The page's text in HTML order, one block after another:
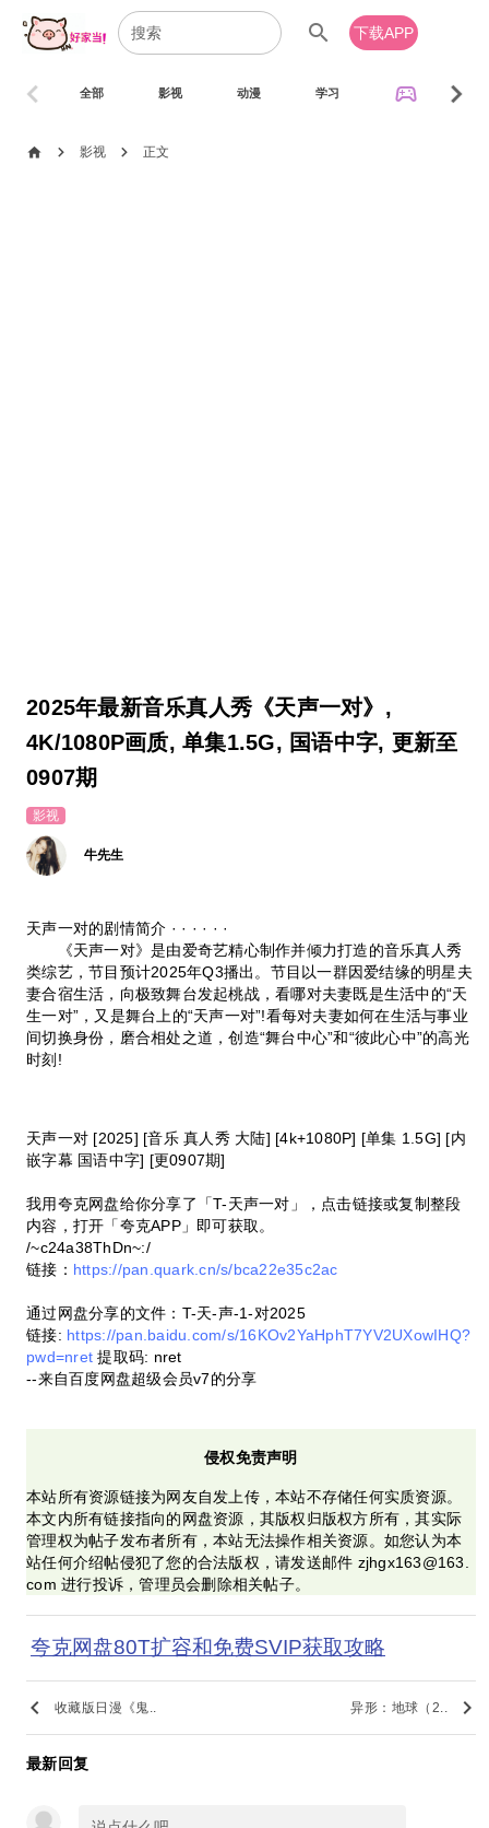
search 下载APP
全部 影视 动漫 学习 sports_esports
chevron_left chevron_right
home chevron_right 影视 chevron_right 正文
2025年最新音乐真人秀《天声一对》,
4K/1080P画质, 单集1.5G, 国语中字, 更新至
0907期
影视
牛先生
天声一对的剧情简介 · · · · · ·
《天声一对》是由爱奇艺精心制作并倾力打造的音乐真人秀
类综艺，节目预计2025年Q3播出。节目以一群因爱结缘的明星夫
妻合宿生活，向极致舞台发起桃战，看哪对夫妻既是生活中的“天
生一对”，又是舞台上的“天声一对”!看每对夫妻如何在生活与事业
间切换身份，磨合相处之道，创造“舞台中心”和“彼此心中”的高光
时刻!
天声一对 [2025] [音乐 真人秀 大陆] [4k+1080P] [单集 1.5G] [内
嵌字幕 国语中字] [更0907期]
我用夸克网盘给你分享了「T-天声一对」，点击链接或复制整段
内容，打开「夸克APP」即可获取。
/~c24a38ThDn~:/
链接： https://pan.quark.cn/s/bca22e35c2ac
通过网盘分享的文件：T-天-声-1-对2025
链接: https://pan.baidu.com/s/16KOv2YaHphT7YV2UXowIHQ?
pwd=nret 提取码: nret
--来自百度网盘超级会员v7的分享
侵权免责声明
本站所有资源链接为网友自发上传，本站不存储任何实质资源。
本文内所有链接指向的网盘资源，其版权归版权方所有，其实际
管理权为帖子发布者所有，本站无法操作相关资源。如您认为本
站任何介绍帖侵犯了您的合法版权，请发送邮件 zjhgx163@163.
com 进行投诉，管理员会删除相关帖子。
夸克网盘80T扩容和免费SVIP获取攻略
keyboard_arrow_left 收藏版日漫《鬼.. 异形：地球（2.. keyboard_arrow_right
最新回复